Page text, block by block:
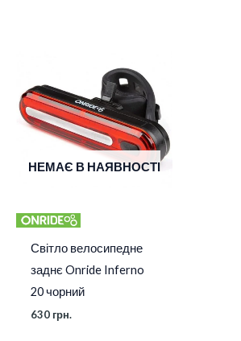
НЕМАЄ В НАЯВНОСТІ
Світло велосипедне
заднє Onride Inferno
20 чорний
630 грн.